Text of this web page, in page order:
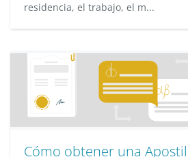
residencia, el trabajo, el m...
Cómo obtener una